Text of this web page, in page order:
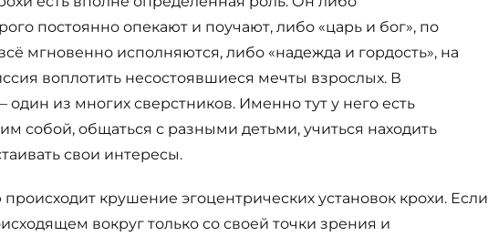
постоянно опекают и поучают, либо «царь и бог», по
мгновенно исполняются, либо «надежда и гордость», на
воплотить несостоявшиеся мечты взрослых. В
из многих сверстников. Именно тут у него есть
собой, общаться с разными детьми, учиться находить
свои интересы.
происходит крушение эгоцентрических установок крохи. Если
вокруг только со своей точки зрения и